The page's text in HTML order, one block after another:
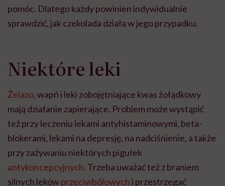
pomóc. Dlatego każdy powinien indywidualnie
sprawdzić, jak czekolada działa w jego przypadku.
Niektóre leki
Żelazo, wapń i leki zobojętniające kwas żołądkowy
mają działanie zapierające. Problem może wystąpić
też przy leczeniu lekami antyhistaminowymi, beta-
blokerami, lekami na depresję, na nadciśnienie, a także
przy zażywaniu niektórych pigułek
antykoncepcyjnych. Trzeba uważać też z braniem
silnych lekówprzeciwbólowychi przestrzegać